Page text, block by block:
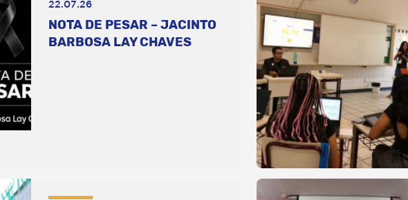
22.07.26
NOTA DE PESAR – JACINTO
BARBOSA LAY CHAVES